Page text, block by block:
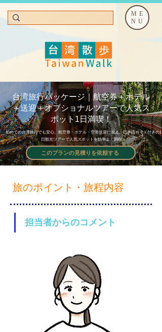
ME
NU
台湾旅行パッケージ｜航空券＋ホテル
＋送迎＋オプショナルツアーで人気ス
ポット1日満喫！
初めての台湾旅行でも安心。航空券・ホテル・空港送迎に加え、日本語ガイド付きの1
日観光ツアーで人気スポットを効率よく満喫！
このプランの見積りを依頼する
旅のポイント・旅程内容
担当者からのコメント